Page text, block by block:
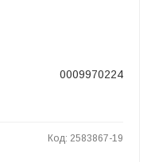
0009970224
Код: 2583867-19